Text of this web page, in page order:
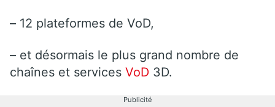
– 12 plateformes de VoD,
– et désormais le plus grand nombre de
chaînes et services VoD 3D.
Publicité